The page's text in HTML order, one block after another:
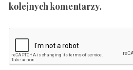
kolejnych komentarzy.